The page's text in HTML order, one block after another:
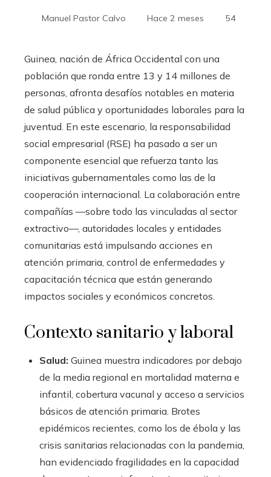
Manuel Pastor Calvo Hace 2 meses 54
Guinea, nación de África Occidental con una
población que ronda entre 13 y 14 millones de
personas, afronta desafíos notables en materia
de salud pública y oportunidades laborales para la
juventud. En este escenario, la responsabilidad
social empresarial (RSE) ha pasado a ser un
componente esencial que refuerza tanto las
iniciativas gubernamentales como las de la
cooperación internacional. La colaboración entre
compañías —sobre todo las vinculadas al sector
extractivo—, autoridades locales y entidades
comunitarias está impulsando acciones en
atención primaria, control de enfermedades y
capacitación técnica que están generando
impactos sociales y económicos concretos.
Contexto sanitario y laboral
Salud: Guinea muestra indicadores por debajo
de la media regional en mortalidad materna e
infantil, cobertura vacunal y acceso a servicios
básicos de atención primaria. Brotes
epidémicos recientes, como los de ébola y las
crisis sanitarias relacionadas con la pandemia,
han evidenciado fragilidades en la capacidad